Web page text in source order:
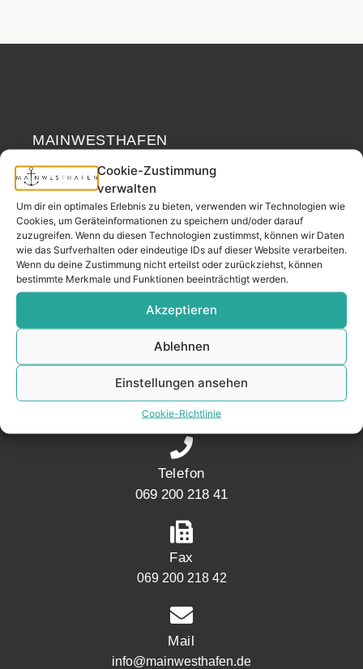
Cookie-Zustimmung
verwalten
Um dir ein optimales Erlebnis zu bieten, verwenden wir Technologien wie
Cookies, um Geräteinformationen zu speichern und/oder darauf
zuzugreifen. Wenn du diesen Technologien zustimmst, können wir Daten
wie das Surfverhalten oder eindeutige IDs auf dieser Website verarbeiten.
Wenn du deine Zustimmung nicht erteilst oder zurückziehst, können
bestimmte Merkmale und Funktionen beeinträchtigt werden.
Akzeptieren
Ablehnen
Einstellungen ansehen
Cookie-Richtlinie
MAINWESTHAFEN
IMMOBILIEN
Ihr Immobilienpartner
aus der
Nachbarschaft.
– seit 2017.
Widerrufsrecht
Adresse
Mainwesthafen Immobilien Speicherstraße 5
60327 Frankfurt
Telefon
069 200 218 41
Fax
069 200 218 42
Mail
info@mainwesthafen.de